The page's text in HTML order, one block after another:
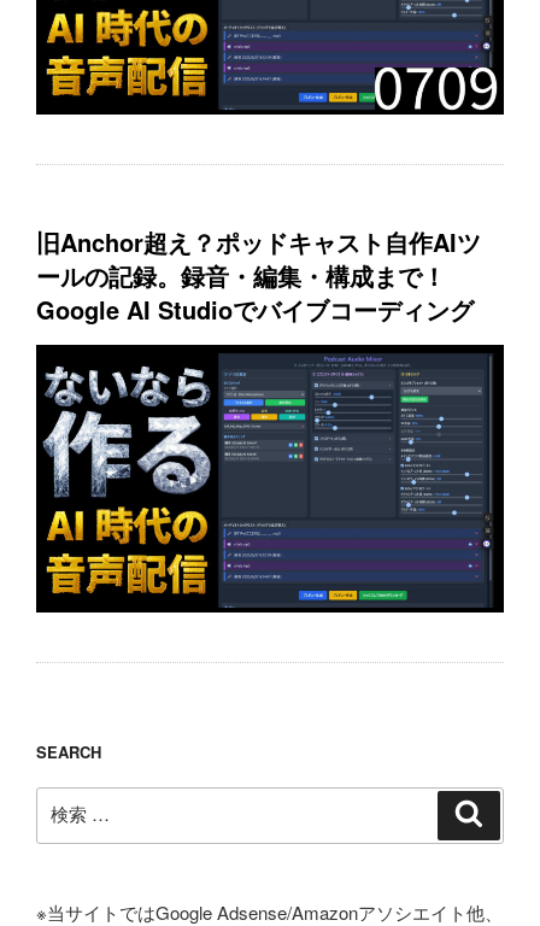
旧Anchor超え？ポッドキャスト自作AIツ
ールの記録。録音・編集・構成まで！
Google AI Studioでバイブコーディング
SEARCH
索:
※当サイトではGoogle Adsense/Amazonアソシエイト他、